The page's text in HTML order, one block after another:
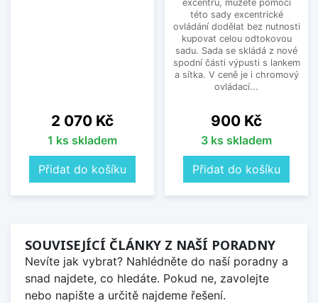
Cena
2 070 Kč
1 ks skladem
Přidat do košíku
excentru, můžete pomocí
této sady excentrické
ovládání dodělat bez nutnosti
kupovat celou odtokovou
sadu. Sada se skládá z nové
spodní části výpusti s lankem
a sítka. V ceně je i chromový
ovládací...
Cena
900 Kč
3 ks skladem
Přidat do košíku
SOUVISEJÍCÍ ČLÁNKY Z NAŠÍ PORADNY
Nevíte jak vybrat? Nahlédněte do naší poradny a
snad najdete, co hledáte. Pokud ne, zavolejte
nebo napište a určitě najdeme řešení.